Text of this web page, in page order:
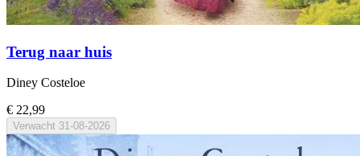
Terug naar huis
Diney Costeloe
€ 22,99
Verwacht 31-08-2026